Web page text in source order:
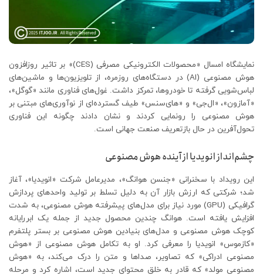
نمایشگاه امسال «محصولات الکترونیکی مصرفی (CES)» بر تاثیر روزافزون
هوش مصنوعی (AI) در دستگاه‌های روزمره، از تلویزیون‌ها و ماشین‌های
لباس‌شویی گرفته تا خودروها، تمرکز داشت. غول‌های فناوری مانند «گوگل»،
«آمازون»، «ال‌جی» و «های‌سنس» طیف گسترده‌ای از نوآوری‌های مبتنی بر
هوش مصنوعی را رونمایی کردند و نشان دادند چگونه این فناوری
تحول‌آفرین در حال بازتعریف صنعت جهانی است.
چشم‌انداز انویدیا از آینده هوش مصنوعی
این رویداد با سخنرانی «جنسن هوانگ»، مدیرعامل شرکت «انویدیا»، آغاز
شد؛ شرکتی که ارزش بازار آن به دلیل تسلط بر تولید واحدهای پردازش
گرافیکی (GPU) مورد نیاز برای مدل‌های پیشرفته هوش مصنوعی، به شدت
افزایش یافته است. هوانگ چندین محصول جدید از جمله یک ابررایانه
کوچک هوش مصنوعی و مدل‌های بنیادین هوش مصنوعی بر بستر پلتفرم
«کازموس» انویدیا را معرفی کرد. او به تکامل هوش مصنوعی از «هوش
مصنوعی ادراکی» که تصاویر، صداها و متن را درک می‌کند، به «هوش
مصنوعی مولد» که قادر به خلق محتوای جدید است، اشاره کرد و مرحله